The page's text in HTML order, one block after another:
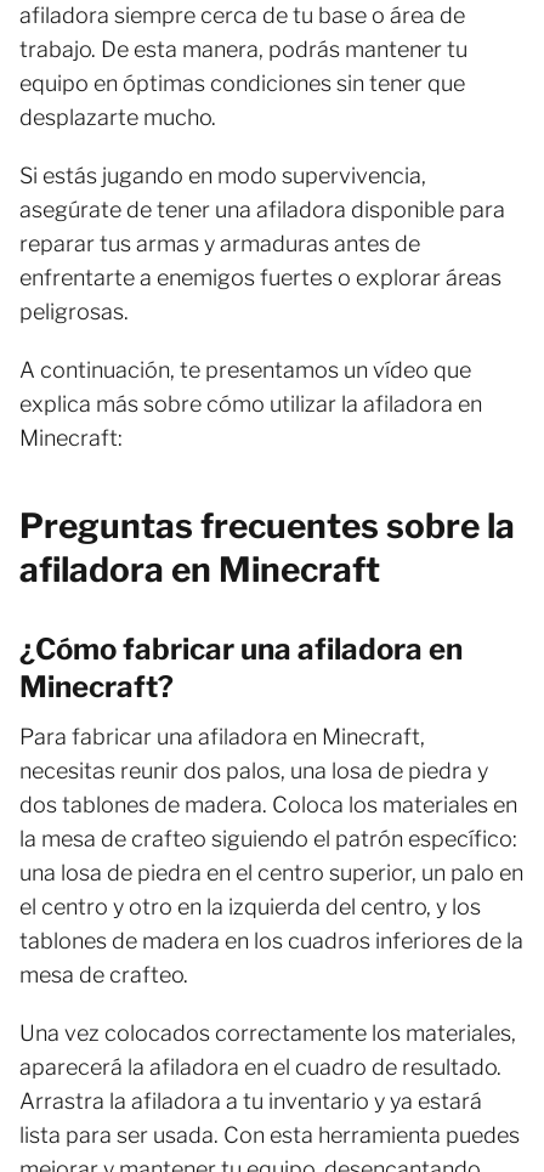
afiladora siempre cerca de tu base o área de
trabajo. De esta manera, podrás mantener tu
equipo en óptimas condiciones sin tener que
desplazarte mucho.
Si estás jugando en modo supervivencia,
asegúrate de tener una afiladora disponible para
reparar tus armas y armaduras antes de
enfrentarte a enemigos fuertes o explorar áreas
peligrosas.
A continuación, te presentamos un vídeo que
explica más sobre cómo utilizar la afiladora en
Minecraft:
Preguntas frecuentes sobre la
afiladora en Minecraft
¿Cómo fabricar una afiladora en
Minecraft?
Para fabricar una afiladora en Minecraft,
necesitas reunir dos palos, una losa de piedra y
dos tablones de madera. Coloca los materiales en
la mesa de crafteo siguiendo el patrón específico:
una losa de piedra en el centro superior, un palo en
el centro y otro en la izquierda del centro, y los
tablones de madera en los cuadros inferiores de la
mesa de crafteo.
Una vez colocados correctamente los materiales,
aparecerá la afiladora en el cuadro de resultado.
Arrastra la afiladora a tu inventario y ya estará
lista para ser usada. Con esta herramienta puedes